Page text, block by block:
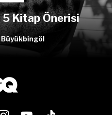
Kitap Önerisi
Büyükbingöl